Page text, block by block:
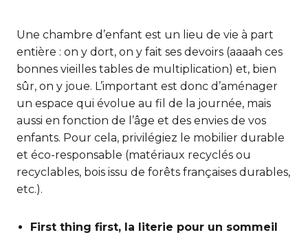
Une chambre d’enfant est un lieu de vie à part
entière : on y dort, on y fait ses devoirs (aaaah ces
bonnes vieilles tables de multiplication) et, bien
sûr, on y joue. L’important est donc d’aménager
un espace qui évolue au fil de la journée, mais
aussi en fonction de l’âge et des envies de vos
enfants. Pour cela, privilégiez le mobilier durable
et éco-responsable (matériaux recyclés ou
recyclables, bois issu de forêts françaises durables,
etc.).
First thing first, la literie pour un sommeil